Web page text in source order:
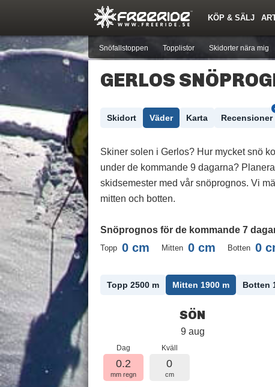
KÖP & SÄLJ
Nyheter Quiz Events
Nya inlägg Forumlista
Snöfallstoppen Topplistor Skidorter nära mig
Skidor Pjäxor
Årets Krasch
GERLOS
Skidort Väder Karta Recensioner
Skiner solen i Gerlos? Hur mycket snö
under de kommande 9 dagarna?
skidsemester med vår snöprognos. Vi
mitten och botten.
Snöprognos för de kommande 7
Topp 0 cm Mitten 0 cm Botten 0
Topp 2500 m Mitten 1900 m Botten
SÖN
9 aug
Dag
0.2
mm regn
Kväll
0
cm